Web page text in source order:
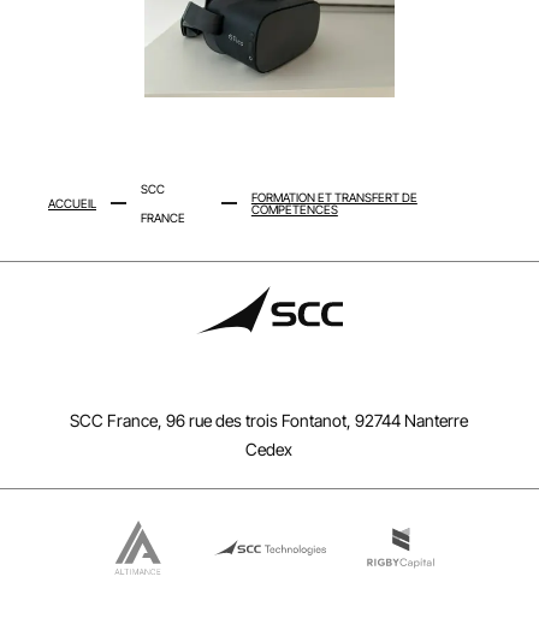
ACCUEIL
SCC
FRANCE
FORMATION ET TRANSFERT DE
COMPÉTENCES
SCC France, 96 rue des trois Fontanot, 92744 Nanterre
Cedex